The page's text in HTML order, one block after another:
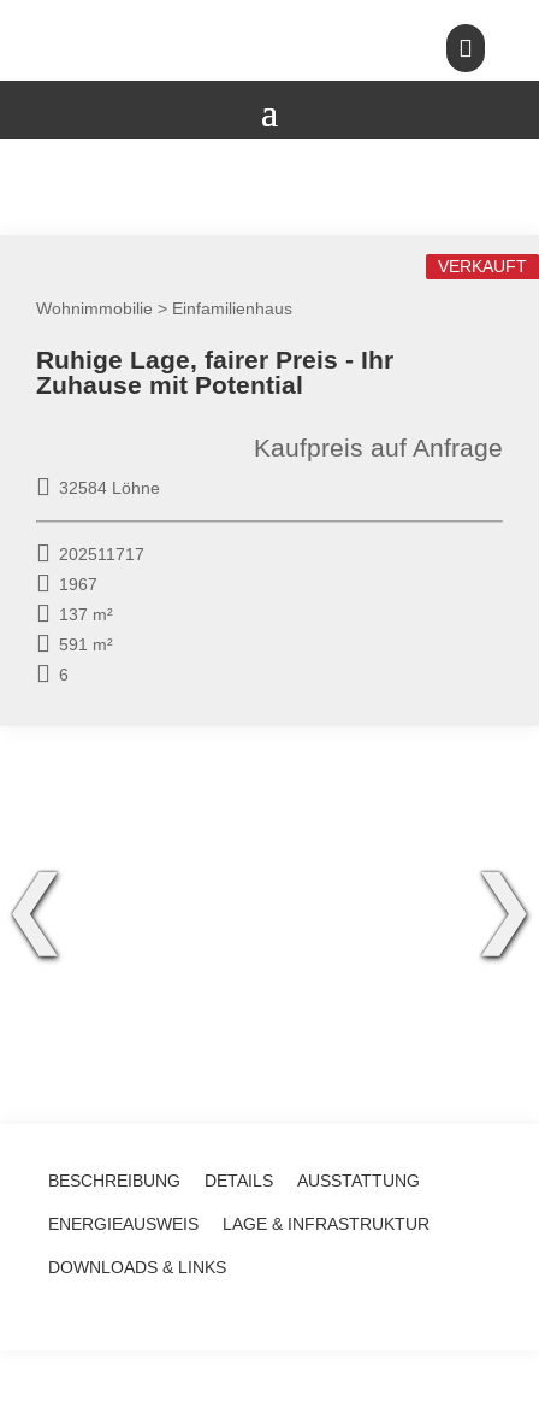

Wohnimmobilie > Einfamilienhaus
VERKAUFT
Ruhige Lage, fairer Preis - Ihr
Zuhause mit Potential
32584 Löhne
Kaufpreis auf Anfrage
202511717
1967
137 m²
591 m²
6
❮ ❯
BESCHREIBUNG DETAILS AUSSTATTUNG
ENERGIEAUSWEIS LAGE & INFRASTRUKTUR
DOWNLOADS & LINKS